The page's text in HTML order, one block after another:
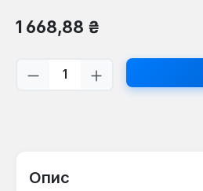
Звичайна ціна:
1 668,88 ₴
Кількість товару:
Опис